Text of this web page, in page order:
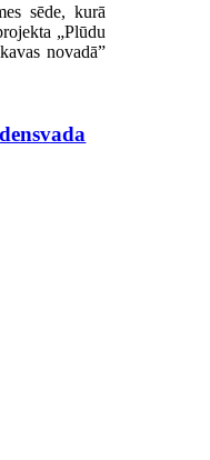
sēde, kurā
„Plūdu
novadā”